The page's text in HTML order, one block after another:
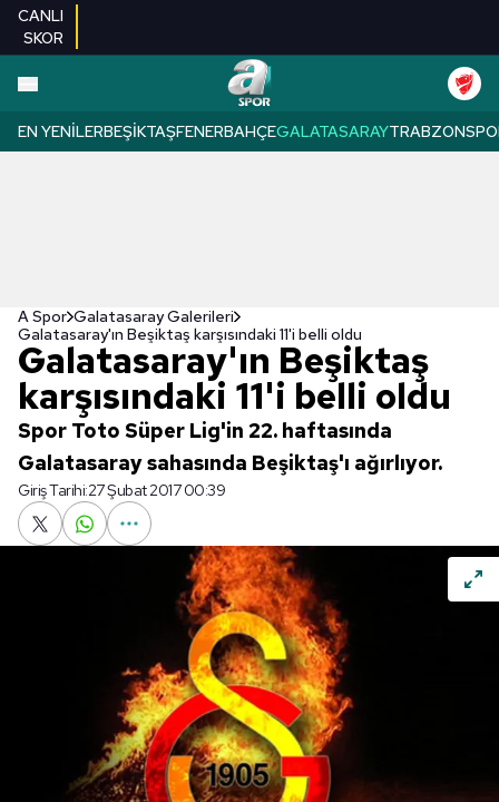
CANLI
SKOR
EN YENILERBEŞIKTAŞFENERBAHÇEGALATASARAY
A Spor Galatasaray Galerileri
Galatasaray'ın Beşiktaş karşısındaki 11'i belli oldu
Galatasaray'ın Beşiktaş
karşısındaki 11'i belli oldu
Spor Toto Süper Lig'in 22. haftasında
Galatasaray sahasında Beşiktaş'ı ağırlıyor.
Giriş Tarihi:27 Şubat 2017 00:39